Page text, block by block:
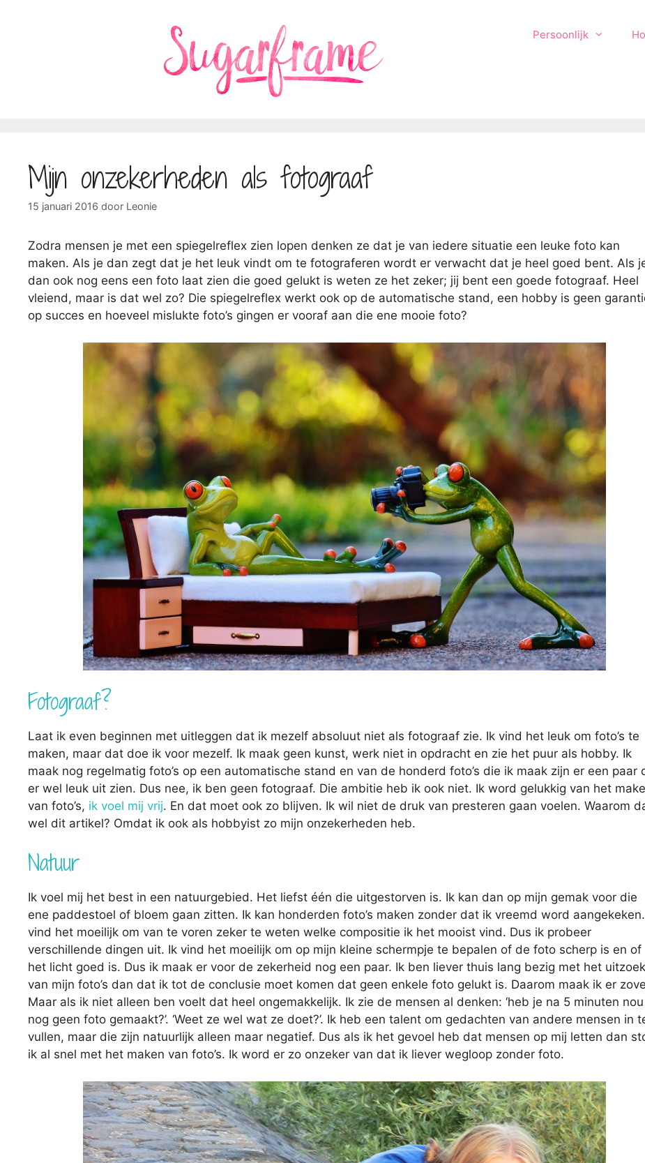
Persoonlijk
Mijn onzekerheden als fotograaf
15 januari 2016 door Leonie
Zodra mensen je met een spiegelreflex zien lopen denken ze dat je van iedere situatie een leuke foto kan
maken. Als je dan zegt dat je het leuk vindt om te fotograferen wordt er verwacht dat je heel goed bent. Als
dan ook nog eens een foto laat zien die goed gelukt is weten ze het zeker; jij bent een goede fotograaf. Heel
vleiend, maar is dat wel zo? Die spiegelreflex werkt ook op de automatische stand, een hobby is geen
op succes en hoeveel mislukte foto’s gingen er vooraf aan die ene mooie foto?
Fotograaf?
Laat ik even beginnen met uitleggen dat ik mezelf absoluut niet als fotograaf zie. Ik vind het leuk om foto’s te
maken, maar dat doe ik voor mezelf. Ik maak geen kunst, werk niet in opdracht en zie het puur als hobby. Ik
maak nog regelmatig foto’s op een automatische stand en van de honderd foto’s die ik maak zijn er een paar
er wel leuk uit zien. Dus nee, ik ben geen fotograaf. Die ambitie heb ik ook niet. Ik word gelukkig van het
van foto’s, ik voel mij vrij. En dat moet ook zo blijven. Ik wil niet de druk van presteren gaan voelen. Waarom
wel dit artikel? Omdat ik ook als hobbyist zo mijn onzekerheden heb.
Natuur
Ik voel mij het best in een natuurgebied. Het liefst één die uitgestorven is. Ik kan dan op mijn gemak voor die
ene paddestoel of bloem gaan zitten. Ik kan honderden foto’s maken zonder dat ik vreemd word
vind het moeilijk om van te voren zeker te weten welke compositie ik het mooist vind. Dus ik probeer
verschillende dingen uit. Ik vind het moeilijk om op mijn kleine schermpje te bepalen of de foto scherp is en of
het licht goed is. Dus ik maak er voor de zekerheid nog een paar. Ik ben liever thuis lang bezig met het
van mijn foto’s dan dat ik tot de conclusie moet komen dat geen enkele foto gelukt is. Daarom maak ik er
Maar als ik niet alleen ben voelt dat heel ongemakkelijk. Ik zie de mensen al denken: ‘heb je na 5 minuten nou
nog geen foto gemaakt?’. ‘Weet ze wel wat ze doet?’. Ik heb een talent om gedachten van andere mensen in
vullen, maar die zijn natuurlijk alleen maar negatief. Dus als ik het gevoel heb dat mensen op mij letten dan
ik al snel met het maken van foto’s. Ik word er zo onzeker van dat ik liever wegloop zonder foto.